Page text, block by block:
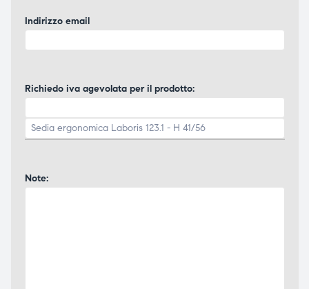
Indirizzo email
Richiedo iva agevolata per il prodotto:
Note: